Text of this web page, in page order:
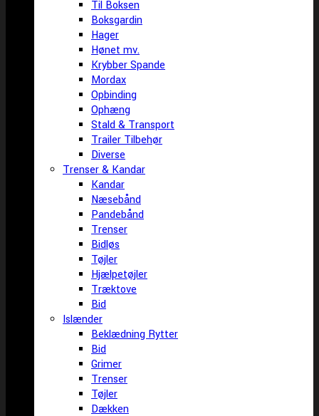
Til Boksen
Boksgardin
Hager
Hønet mv.
Krybber Spande
Mordax
Opbinding
Ophæng
Stald & Transport
Trailer Tilbehør
Diverse
Trenser & Kandar
Kandar
Næsebånd
Pandebånd
Trenser
Bidløs
Tøjler
Hjælpetøjler
Træktove
Bid
Islænder
Beklædning Rytter
Bid
Grimer
Trenser
Tøjler
Dækken